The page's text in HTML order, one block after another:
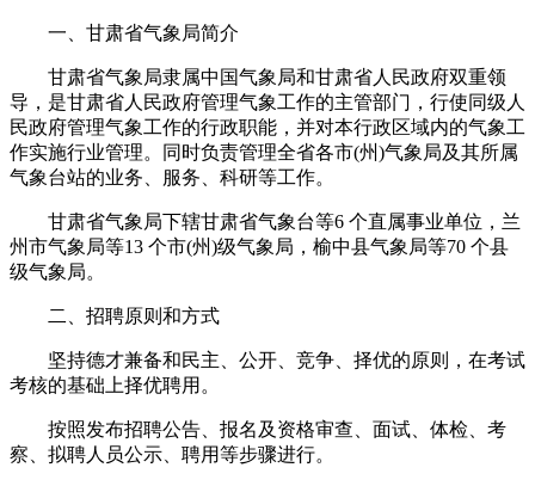
一、甘肃省气象局简介
甘肃省气象局隶属中国气象局和甘肃省人民政府双重领
导，是甘肃省人民政府管理气象工作的主管部门，行使同级人
民政府管理气象工作的行政职能，并对本行政区域内的气象工
作实施行业管理。同时负责管理全省各市(州)气象局及其所属
气象台站的业务、服务、科研等工作。
甘肃省气象局下辖甘肃省气象台等6 个直属事业单位，兰
州市气象局等13 个市(州)级气象局，榆中县气象局等70 个县
级气象局。
二、招聘原则和方式
坚持德才兼备和民主、公开、竞争、择优的原则，在考试
考核的基础上择优聘用。
按照发布招聘公告、报名及资格审查、面试、体检、考
察、拟聘人员公示、聘用等步骤进行。